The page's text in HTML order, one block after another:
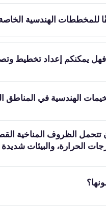
الهندسية
يمكنكم إعداد تخطيط
الهندسية في المناطق
الظروف المناخية
الحرارة، والبيئات شديدة